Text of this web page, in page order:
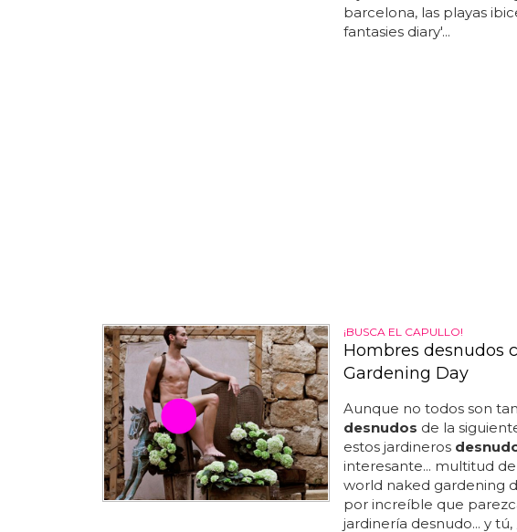
barcelona, las playas
fantasies diary'...
¡BUSCA EL CAPULLO!
Hombres desnudos
Gardening Day
Aunque no todos son
desnudos de la
estos jardineros
interesante... multitud de
world naked gardening
por increíble que
jardinería desnudo... y